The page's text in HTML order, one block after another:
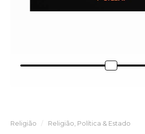
Religião Religião, Política & Estado